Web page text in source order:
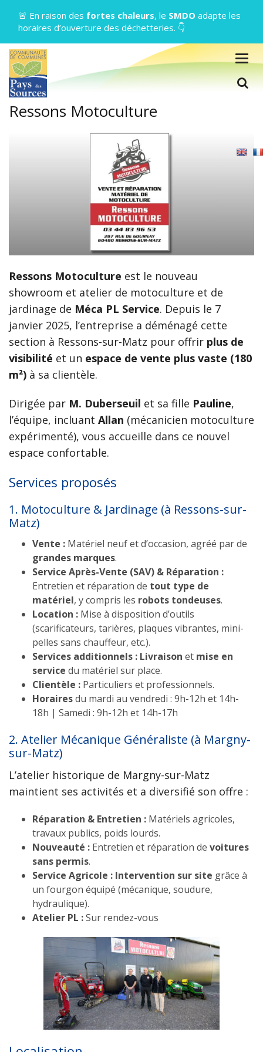
🚨 En raison des fortes chaleurs, le SMDO adapte les
horaires d’ouverture des déchetteries. 👇
Ressons Motoculture
Ressons Motoculture est le nouveau
showroom et atelier de motoculture et de
jardinage de Méca PL Service. Depuis le 7
janvier 2025, l’entreprise a déménagé cette
section à Ressons-sur-Matz pour offrir plus de
visibilité et un espace de vente plus vaste (180
m²) à sa clientèle.
Dirigée par M. Duberseuil et sa fille Pauline,
l’équipe, incluant Allan (mécanicien motoculture
expérimenté), vous accueille dans ce nouvel
espace confortable.
Services proposés
1. Motoculture & Jardinage (à Ressons-sur-
Matz)
Vente : Matériel neuf et d’occasion, agréé par de
grandes marques.
Service Après-Vente (SAV) & Réparation :
Entretien et réparation de tout type de
matériel, y compris les robots tondeuses.
Location : Mise à disposition d’outils
(scarificateurs, tarières, plaques vibrantes, mini-
pelles sans chauffeur, etc.).
Services additionnels : Livraison et mise en
service du matériel sur place.
Clientèle : Particuliers et professionnels.
Horairesdu mardi au vendredi : 9h-12h et 14h-
18h | Samedi : 9h-12h et 14h-17h
2. Atelier Mécanique Généraliste (à Margny-
sur-Matz)
L’atelier historique de Margny-sur-Matz
maintient ses activités et a diversifié son offre :
Réparation & Entretien : Matériels agricoles,
travaux publics, poids lourds.
Nouveauté : Entretien et réparation de voitures
sans permis.
Service Agricole : Intervention sur site grâce à
un fourgon équipé (mécanique, soudure,
hydraulique).
Atelier PL :Sur rendez-vous